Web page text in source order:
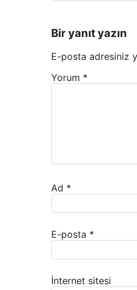
Bir yanıt yazın
E-posta adresiniz
Yorum *
Ad *
E-posta *
İnternet sitesi